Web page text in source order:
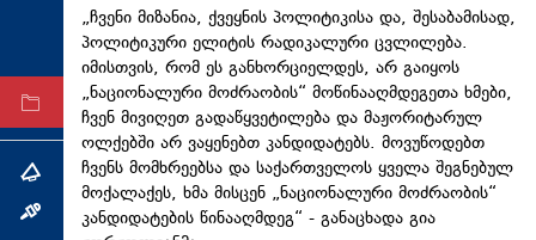
ტექნოლოგიები
ტაბლოიდი
არქივი
თემა
ინტერვიუ
„ჩვენი მიზანია, ქვეყნის პოლიტიკისა და, შესაბამისად,
პოლიტიკური ელიტის რადიკალური ცვლილება.
იმისთვის, რომ ეს განხორციელდეს, არ გაიყოს
„ნაციონალური მოძრაობის“ მოწინააღმდეგეთა ხმები,
ჩვენ მივიღეთ გადაწყვეტილება და მაჟორიტარულ
ოლქებში არ ვაყენებთ კანდიდატებს. მოვუწოდებთ
ჩვენს მომხრეებსა და საქართველოს ყველა შეგნებულ
მოქალაქეს, ხმა მისცენ „ნაციონალური მოძრაობის“
კანდიდატების წინააღმდეგ“ - განაცხადა გია